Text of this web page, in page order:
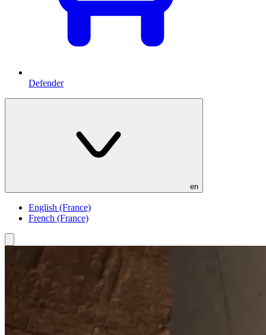
Defender
en
English (France)
French (France)
Toggle